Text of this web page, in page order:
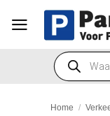
naar
Producten
zoeken
Home /